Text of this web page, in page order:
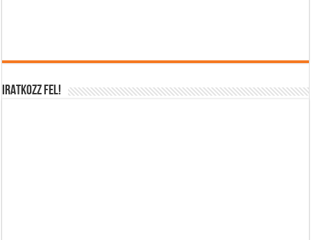
IRATKOZZ FEL!